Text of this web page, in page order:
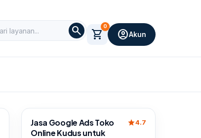
search shopping_cart
0
account_circleAkun
Sale
Jasa Google Ads Toko
Online Kudus untuk
star4.7